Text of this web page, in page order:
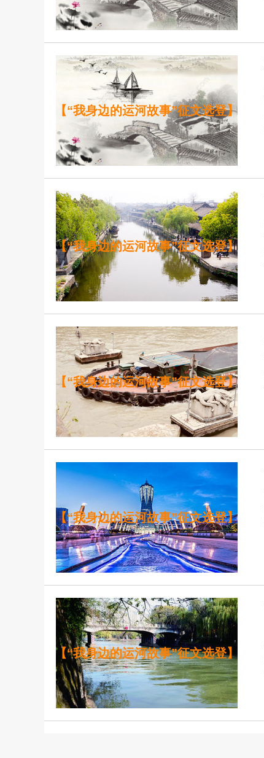
【“我身边的运河故事”征文选登】
【“我身边的运河故事”征文选登】
【“我身边的运河故事”征文选登】
【“我身边的运河故事”征文选登】
【“我身边的运河故事”征文选登】